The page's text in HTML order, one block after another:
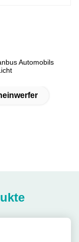
Automobils